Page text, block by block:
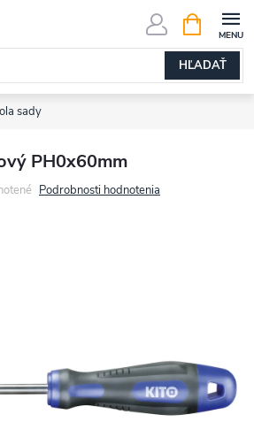
HĽADAŤ
KOŠÍK
sady
PH0x60mm
Podrobnosti hodnotenia